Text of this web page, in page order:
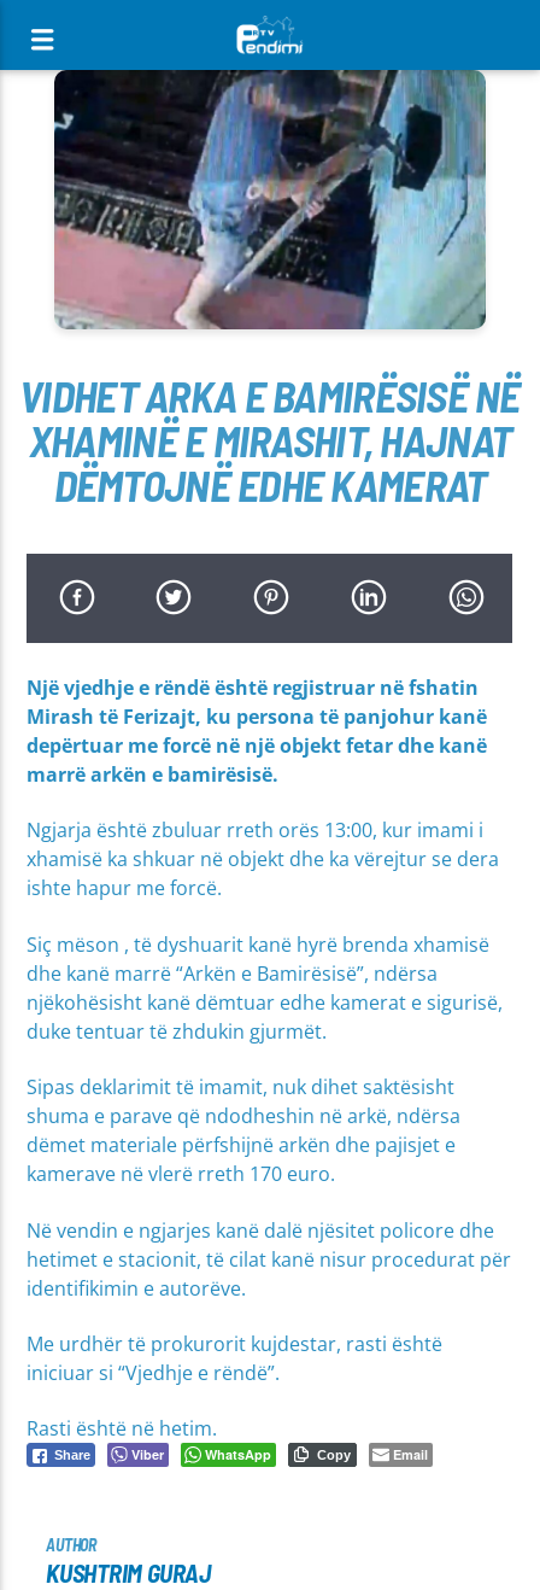
[There are no radio stations in the database]
VIDHET ARKA E BAMIRËSISË NË
XHAMINË E MIRASHIT, HAJNAT
DËMTOJNË EDHE KAMERAT
Një vjedhje e rëndë është regjistruar në fshatin
Mirash të Ferizajt, ku persona të panjohur kanë
depërtuar me forcë në një objekt fetar dhe kanë
marrë arkën e bamirësisë.
Ngjarja është zbuluar rreth orës 13:00, kur imami i
xhamisë ka shkuar në objekt dhe ka vërejtur se dera
ishte hapur me forcë.
Siç mëson , të dyshuarit kanë hyrë brenda xhamisë
dhe kanë marrë “Arkën e Bamirësisë”, ndërsa
njëkohësisht kanë dëmtuar edhe kamerat e sigurisë,
duke tentuar të zhdukin gjurmët.
Sipas deklarimit të imamit, nuk dihet saktësisht
shuma e parave që ndodheshin në arkë, ndërsa
dëmet materiale përfshijnë arkën dhe pajisjet e
kamerave në vlerë rreth 170 euro.
Në vendin e ngjarjes kanë dalë njësitet policore dhe
hetimet e stacionit, të cilat kanë nisur procedurat për
identifikimin e autorëve.
Me urdhër të prokurorit kujdestar, rasti është
iniciuar si “Vjedhje e rëndë”.
Rasti është në hetim.
Share Viber WhatsApp Copy Email
AUTHOR
KUSHTRIM GURAJ